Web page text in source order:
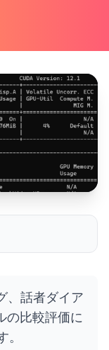
、話者ダイア
の比較評価に